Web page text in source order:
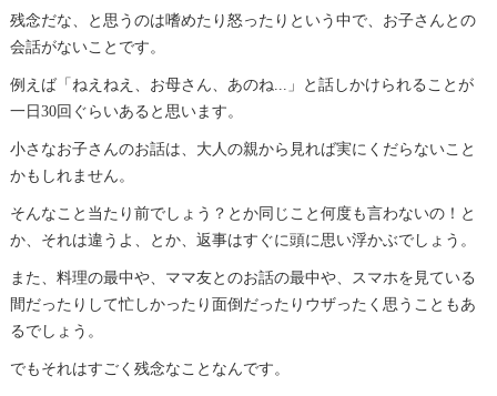
残念だな、と思うのは嗜めたり怒ったりという中で、お子さんとの
会話がないことです。
例えば「ねえねえ、お母さん、あのね...」と話しかけられることが
一日30回ぐらいあると思います。
小さなお子さんのお話は、大人の親から見れば実にくだらないこと
かもしれません。
そんなこと当たり前でしょう？とか同じこと何度も言わないの！と
か、それは違うよ、とか、返事はすぐに頭に思い浮かぶでしょう。
また、料理の最中や、ママ友とのお話の最中や、スマホを見ている
間だったりして忙しかったり面倒だったりウザったく思うこともあ
るでしょう。
でもそれはすごく残念なことなんです。